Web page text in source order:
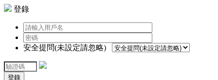
登錄
安全提問(未設定請忽略)
登錄